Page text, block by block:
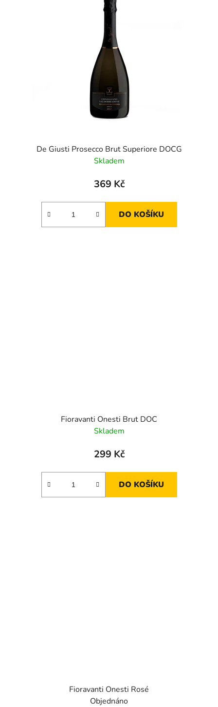
De Giusti Prosecco Brut Superiore DOCG
Skladem
369 Kč
DO KOŠÍKU
Fioravanti Onesti Brut DOC
Skladem
299 Kč
DO KOŠÍKU
Fioravanti Onesti Rosé
Objednáno